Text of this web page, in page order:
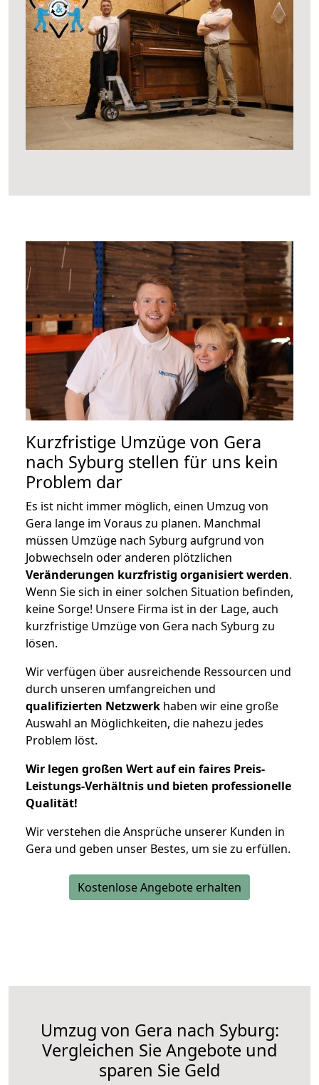
Kurzfristige Umzüge von Gera
nach Syburg stellen für uns kein
Problem dar
Es ist nicht immer möglich, einen Umzug von
Gera lange im Voraus zu planen. Manchmal
müssen Umzüge nach Syburg aufgrund von
Jobwechseln oder anderen plötzlichen
Veränderungen kurzfristig organisiert werden.
Wenn Sie sich in einer solchen Situation befinden,
keine Sorge! Unsere Firma ist in der Lage, auch
kurzfristige Umzüge von Gera nach Syburg zu
lösen.
Wir verfügen über ausreichende Ressourcen und
durch unseren umfangreichen und
qualifizierten Netzwerk haben wir eine große
Auswahl an Möglichkeiten, die nahezu jedes
Problem löst.
Wir legen großen Wert auf ein faires Preis-
Leistungs-Verhältnis und bieten professionelle
Qualität!
Wir verstehen die Ansprüche unserer Kunden in
Gera und geben unser Bestes, um sie zu erfüllen.
Kostenlose Angebote erhalten
Umzug von Gera nach Syburg:
Vergleichen Sie Angebote und
sparen Sie Geld